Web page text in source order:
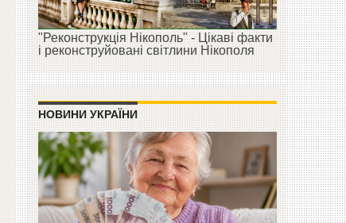
"Реконструкція Нікополь" - Цікаві факти
і реконструйовані світлини Нікополя
НОВИНИ УКРАЇНИ